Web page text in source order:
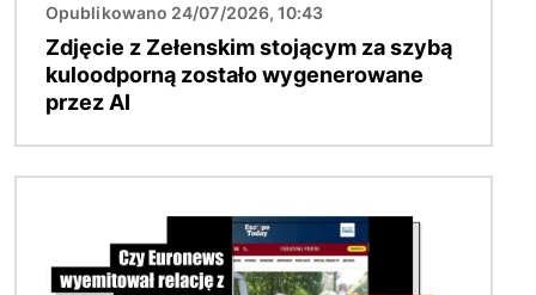
Opublikowano 24/07/2026, 10:43
Zdjęcie z Zełenskim stojącym za szybą
kuloodporną zostało wygenerowane
przez AI